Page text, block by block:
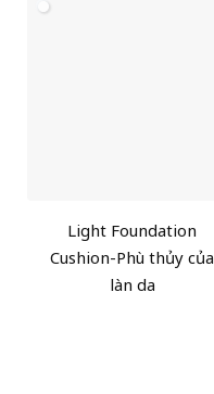
Light Foundation
Cushion-Phù thủy của
làn da